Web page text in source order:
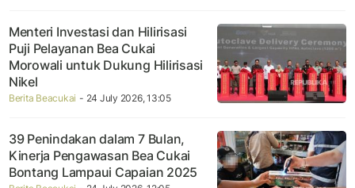
Menteri Investasi dan Hilirisasi
Puji Pelayanan Bea Cukai
Morowali untuk Dukung Hilirisasi
Nikel
Berita Beacukai - 24 July 2026, 13:05
39 Penindakan dalam 7 Bulan,
Kinerja Pengawasan Bea Cukai
Bontang Lampaui Capaian 2025